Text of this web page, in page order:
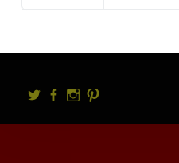
Twitterfacebook
Instagram